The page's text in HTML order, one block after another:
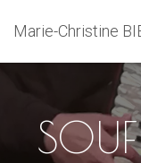
Marie-Christine